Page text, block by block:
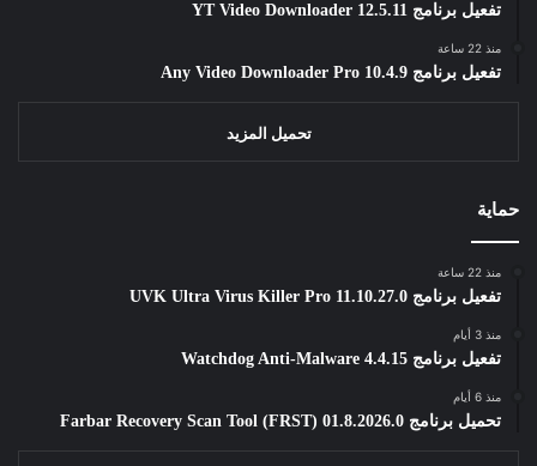
تفعيل برنامج YT Video Downloader 12.5.11
منذ 22 ساعة
تفعيل برنامج Any Video Downloader Pro 10.4.9
تحميل المزيد
حماية
منذ 22 ساعة
تفعيل برنامج UVK Ultra Virus Killer Pro 11.10.27.0
منذ 3 أيام
تفعيل برنامج Watchdog Anti-Malware 4.4.15
منذ 6 أيام
تحميل برنامج Farbar Recovery Scan Tool (FRST) 01.8.2026.0